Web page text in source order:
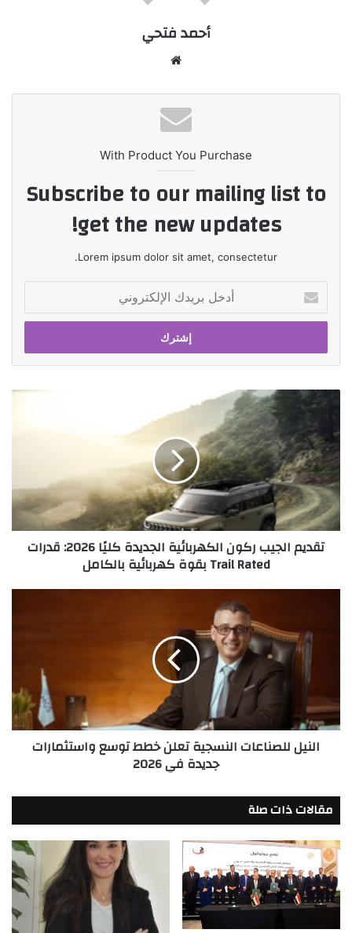
أحمد فتحي
With Product You Purchase
Subscribe to our mailing list to
get the new updates!
Lorem ipsum dolor sit amet, consectetur.
بريدك
الإلكتروني
ركون
الكهربائية
الجديدة
2026:
قدرات
Trail
Rated
تقديم الجيب ركون الكهربائية الجديدة كليًا 2026: قدرات
Trail Rated بقوة كهربائية بالكامل
النسجية
جديدة
في
2026النيل للصناعات النسجية تعلن خطط توسع واستثمارات
جديدة في 2026
مقالات ذات صلة